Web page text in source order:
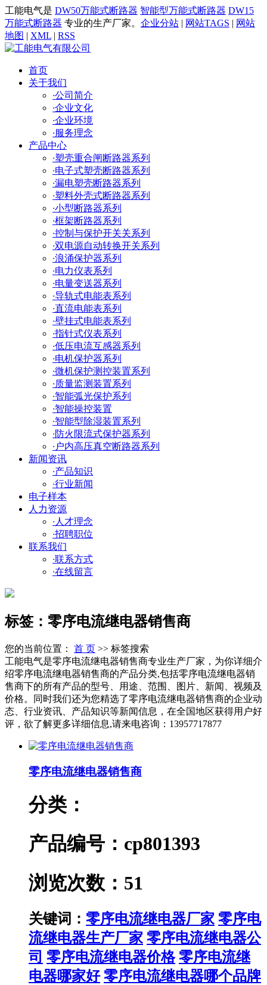
工能电气是 DW50万能式断路器 智能型万能式断路器 DW15
万能式断路器 专业的生产厂家。 企业分站 | 网站TAGS | 网站
地图 | XML | RSS
首页
关于我们
·公司简介
·企业文化
·企业环境
·服务理念
产品中心
·塑壳重合闸断路器系列
·电子式塑壳断路器系列
·漏电塑壳断路器系列
·塑料外壳式断路器系列
·小型断路器系列
·框架断路器系列
·控制与保护开关关系列
·双电源自动转换开关系列
·浪涌保护器系列
·电力仪表系列
·电量变送器系列
·导轨式电能表系列
·直流电能表系列
·壁挂式电能表系列
·指针式仪表系列
·低压电流互感器系列
·电机保护器系列
·微机保护测控装置系列
·质量监测装置系列
·智能弧光保护系列
·智能操控装置
·智能型除湿装置系列
·防火限流式保护器系列
· 户内高压真空断路器系列
新闻资讯
·产品知识
·行业新闻
电子样本
人力资源
· 人才理念
·招聘职位
联系我们
·联系方式
·在线留言
标签：零序电流继电器销售商
您的当前位置： 首 页 >> 标签搜索
工能电气是零序电流继电器销售商专业生产厂家，为你详细介
绍零序电流继电器销售商的产品分类,包括零序电流继电器销
售商下的所有产品的型号、用途、范围、图片、新闻、视频及
价格。同时我们还为您精选了零序电流继电器销售商的企业动
态、行业资讯、产品知识等新闻信息，在全国地区获得用户好
评，欲了解更多详细信息,请来电咨询：13957717877
零序电流继电器销售商
分类：
产品编号：cp801393
浏览次数：51
关键词： 零序电流继电器厂家 零序电
流继电器生产厂家 零序电流继电器公
司 零序电流继电器价格 零序电流继
电器哪家好 零序电流继电器哪个品牌